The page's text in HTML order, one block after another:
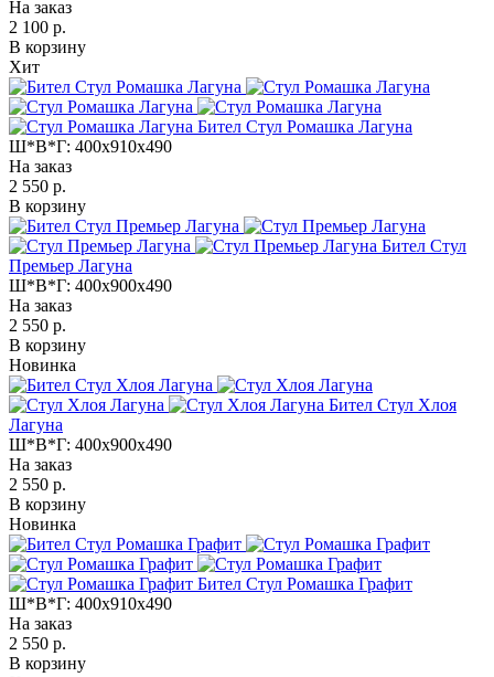
На заказ
2 100 р.
В корзину
Хит
Бител Стул Ромашка Лагуна
Ш*В*Г: 400x910x490
На заказ
2 550 р.
В корзину
Бител Стул
Премьер Лагуна
Ш*В*Г: 400x900x490
На заказ
2 550 р.
В корзину
Новинка
Бител Стул Хлоя
Лагуна
Ш*В*Г: 400x900x490
На заказ
2 550 р.
В корзину
Новинка
Бител Стул Ромашка Графит
Ш*В*Г: 400x910x490
На заказ
2 550 р.
В корзину